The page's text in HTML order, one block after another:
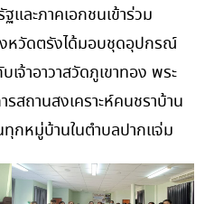
และภาคเอกชนเข้าร่วม
งหวัดตรังได้มอบชุดอุปกรณ์
จ้าอาวาสวัดภูเขาทอง พระ
สถานสงเคราะห์คนชราบ้าน
กหมู่บ้านในตำบลปากแจ่ม